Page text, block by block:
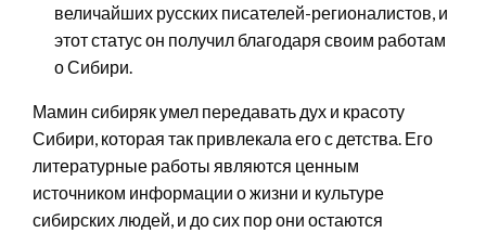
величайших русских писателей-регионалистов, и
этот статус он получил благодаря своим работам
о Сибири.
Мамин сибиряк умел передавать дух и красоту
Сибири, которая так привлекала его с детства. Его
литературные работы являются ценным
источником информации о жизни и культуре
сибирских людей, и до сих пор они остаются